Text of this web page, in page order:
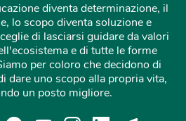
diventa determinazione, il
lo scopo diventa soluzione e
di lasciarsi guidare da valori
e di tutte le forme
per coloro che decidono di
dare uno scopo alla propria vita,
un posto migliore.